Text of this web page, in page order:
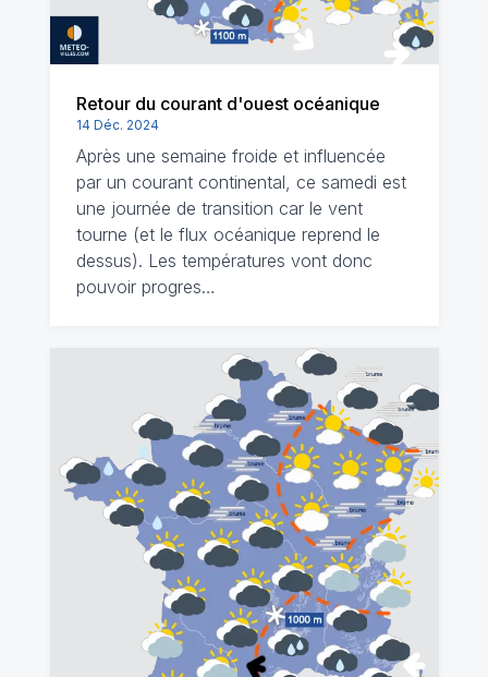
Retour du courant d'ouest océanique
14 Déc. 2024
Après une semaine froide et influencée
par un courant continental, ce samedi est
une journée de transition car le vent
tourne (et le flux océanique reprend le
dessus). Les températures vont donc
pouvoir progres…